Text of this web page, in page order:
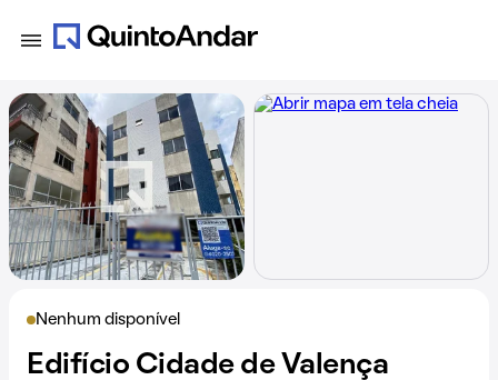
Nenhum disponível
Edifício Cidade de Valença